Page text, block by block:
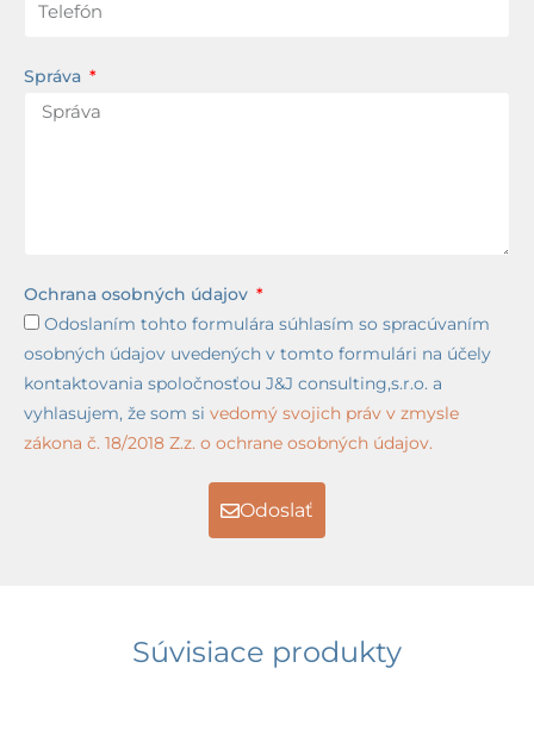
Správa
Ochrana osobných údajov
Odoslaním tohto formulára súhlasím so spracúvaním
osobných údajov uvedených v tomto formulári na účely
kontaktovania spoločnosťou J&J consulting,s.r.o. a
vyhlasujem, že som si vedomý svojich práv v zmysle
zákona č. 18/2018 Z.z. o ochrane osobných údajov.
Odoslať
Súvisiace produkty